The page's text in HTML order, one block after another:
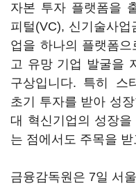
자본 투자 플랫폼을
피털(VC), 신기술사업
업을 하나의 플랫폼
고 유망 기업 발굴을
구상입니다. 특히 스
초기 투자를 받아 성
대 혁신기업의 성장
는 점에서도 주목을
금융감독원은 7일 서